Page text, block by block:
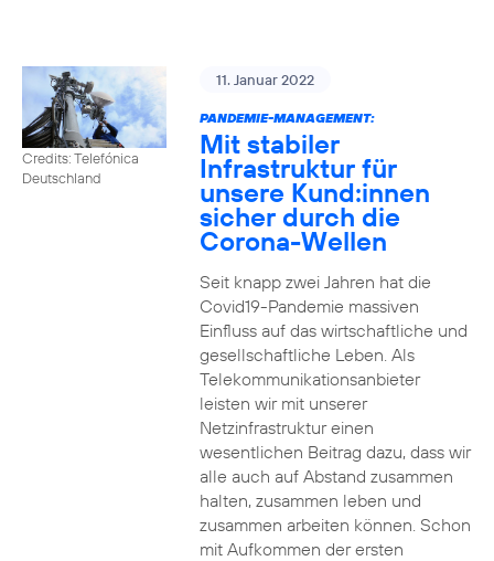
Credits: Telefónica
Deutschland
11. Januar 2022
PANDEMIE-MANAGEMENT:
Mit stabiler
Infrastruktur für
unsere Kund:innen
sicher durch die
Corona-Wellen
Seit knapp zwei Jahren hat die
Covid19-Pandemie massiven
Einfluss auf das wirtschaftliche und
gesellschaftliche Leben. Als
Telekommunikationsanbieter
leisten wir mit unserer
Netzinfrastruktur einen
wesentlichen Beitrag dazu, dass wir
alle auch auf Abstand zusammen
halten, zusammen leben und
zusammen arbeiten können. Schon
mit Aufkommen der ersten